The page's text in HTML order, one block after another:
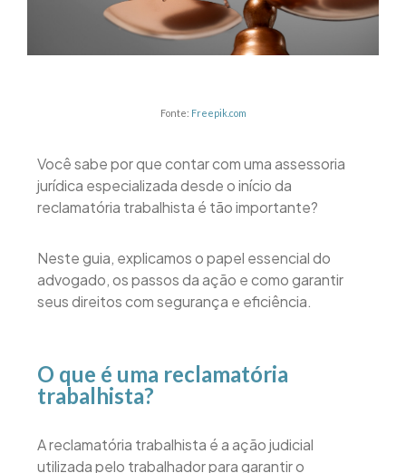
Fonte: Freepik.com
Você sabe por que contar com uma assessoria
jurídica especializada desde o início da
reclamatória trabalhista é tão importante?
Neste guia, explicamos o papel essencial do
advogado, os passos da ação e como garantir
seus direitos com segurança e eficiência.
O que é uma reclamatória
trabalhista?
A reclamatória trabalhista é a ação judicial
utilizada pelo trabalhador para garantir o